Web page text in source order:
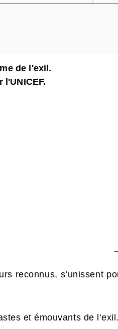
de l'exil.
reconnus, s’unissent
et émouvants de l’exil.